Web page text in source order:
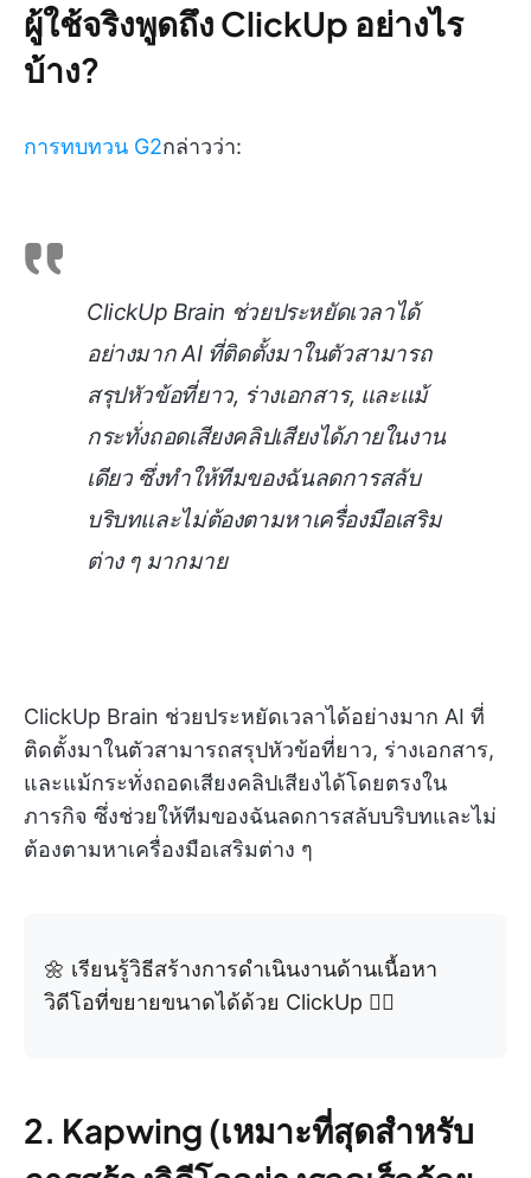
ผู้ใช้จริงพูดถึง ClickUp อย่างไร
บ้าง?
การทบทวน G2กล่าวว่า:
ClickUp Brain ช่วยประหยัดเวลาได้
อย่างมาก AI ที่ติดตั้งมาในตัวสามารถ
สรุปหัวข้อที่ยาว, ร่างเอกสาร, และแม้
กระทั่งถอดเสียงคลิปเสียงได้ภายในงาน
เดียว ซึ่งทำให้ทีมของฉันลดการสลับ
บริบทและไม่ต้องตามหาเครื่องมือเสริม
ต่าง ๆ มากมาย
ClickUp Brain ช่วยประหยัดเวลาได้อย่างมาก AI ที่
ติดตั้งมาในตัวสามารถสรุปหัวข้อที่ยาว, ร่างเอกสาร,
และแม้กระทั่งถอดเสียงคลิปเสียงได้โดยตรงใน
ภารกิจ ซึ่งช่วยให้ทีมของฉันลดการสลับบริบทและไม่
ต้องตามหาเครื่องมือเสริมต่าง ๆ
🌼 เรียนรู้วิธีสร้างการดำเนินงานด้านเนื้อหา
วิดีโอที่ขยายขนาดได้ด้วย ClickUp 👇🏼
2. Kapwing (เหมาะที่สุดสำหรับ